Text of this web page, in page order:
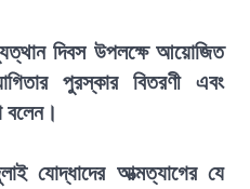
দিবস উপলক্ষে আয়োজিত
পুরস্কার বিতরণী এবং
বলেন।
যোদ্ধাদের আত্মত্যাগের যে